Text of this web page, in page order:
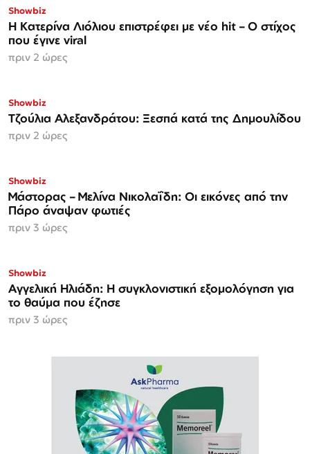
Showbiz
Η Κατερίνα Λιόλιου επιστρέφει με νέο hit – Ο στίχος
που έγινε viral
πριν 2 ώρες
Showbiz
Τζούλια Αλεξανδράτου: Ξεσπά κατά της Δημουλίδου
πριν 2 ώρες
Showbiz
Μάστορας – Μελίνα Νικολαΐδη: Οι εικόνες από την
Πάρο άναψαν φωτιές
πριν 3 ώρες
Showbiz
Αγγελική Ηλιάδη: Η συγκλονιστική εξομολόγηση για
το θαύμα που έζησε
πριν 3 ώρες